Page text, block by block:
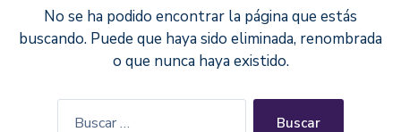
No se ha podido encontrar la página que estás
buscando. Puede que haya sido eliminada, renombrada
o que nunca haya existido.